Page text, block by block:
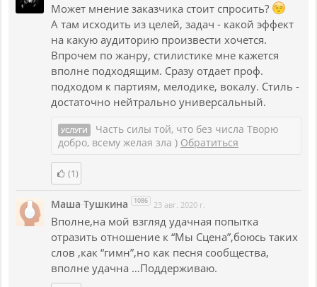
Может мнение заказчика стоит спросить?
А там исходить из целей, задач - какой эффект
на какую аудиторию произвести хочется.
Впрочем по жанру, стилистике мне кажется
вполне подходящим. Сразу отдает проф.
подходом к партиям, мелодике, вокалу. Стиль -
достаточно нейтрально универсальный.
УСЛУГИ
Часть силы той, что без числа Творю
добро, всему желая зла ) Обратиться
(1)
Маша Тушкина 1086 23 авг. 2020 г.
Вполне,на мой взгляд удачная попытка
отразить отношение к “Мы Сцена”,боюсь таких
слов ,как “гимн”,но как песня сообщества,
вполне удачна …Поддерживаю.